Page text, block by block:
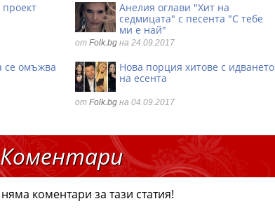
Анелия оглави "Хит на
седмицата" с песента "С тебе
ми е най"
от Folk.bg на 24.09.2017
се омъжва
Нова порция хитове с идването
на есента
от Folk.bg на 04.09.2017
Коментари
коментари за тази статия!